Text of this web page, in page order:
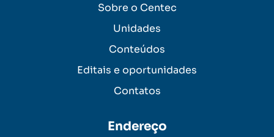
Sobre o Centec
Unidades
Conteúdos
Editais e oportunidades
Contatos
Endereço